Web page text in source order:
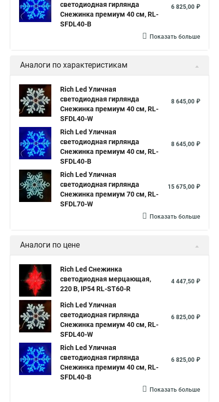
светодиодная гирлянда
Снежинка премиум 40 см, RL-
SFDL40-B
6 825,00 ₽
Показать больше
Аналоги по характеристикам
Rich Led Уличная
светодиодная гирлянда
Снежинка премиум 40 см, RL-
SFDL40-W
8 645,00 ₽
Rich Led Уличная
светодиодная гирлянда
Снежинка премиум 40 см, RL-
SFDL40-B
8 645,00 ₽
Rich Led Уличная
светодиодная гирлянда
Снежинка премиум 70 см, RL-
SFDL70-W
15 675,00 ₽
Показать больше
Аналоги по цене
Rich Led Снежинка
светодиодная мерцающая,
220 B, IP54 RL-ST60-R
4 447,50 ₽
Rich Led Уличная
светодиодная гирлянда
Снежинка премиум 40 см, RL-
SFDL40-W
6 825,00 ₽
Rich Led Уличная
светодиодная гирлянда
Снежинка премиум 40 см, RL-
SFDL40-B
6 825,00 ₽
Показать больше